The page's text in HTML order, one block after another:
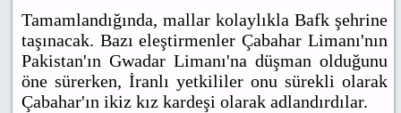
Tamamlandığında, mallar kolaylıkla Bafk şehrine
taşınacak. Bazı eleştirmenler Çabahar Limanı'nın
Pakistan'ın Gwadar Limanı'na düşman olduğunu
öne sürerken, İranlı yetkililer onu sürekli olarak
Çabahar'ın ikiz kız kardeşi olarak adlandırdılar.